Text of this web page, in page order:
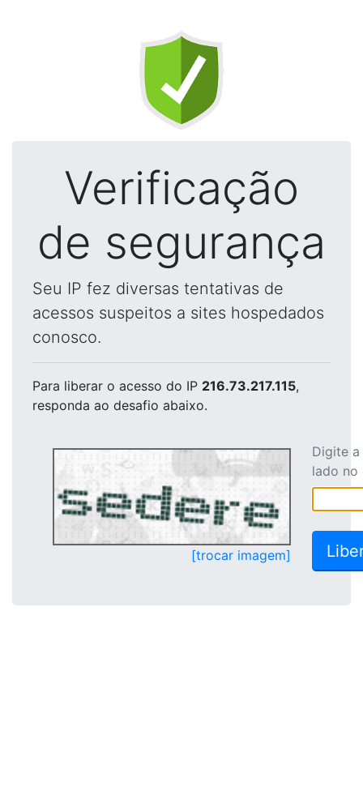
Verificação
de segurança
Seu IP fez diversas tentativas de
acessos suspeitos a sites hospedados
conosco.
Para liberar o acesso do IP 216.73.217.115,
responda ao desafio abaixo.
[trocar imagem]
Digite
lado no